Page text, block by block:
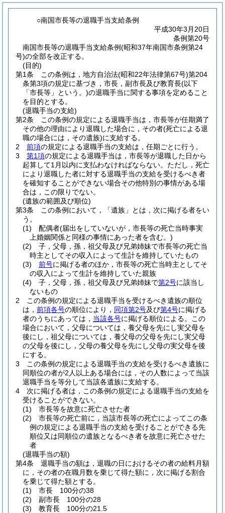
○南国市長等の退職手当支給条例
平成30年3月20日
条例第20号
南国市長等の退職手当支給条例(昭和37年南国市条例第24
号)の全部を改正する。
(目的)
第1条
この条例は，地方自治法(昭和22年法律第67号)第204
条第3項の規定に基づき，市長，副市長及び教育長(以下
「市長等」という。)の退職手当に関する事項を定めること
を目的とする。
(退職手当の支給)
第2条
この条例の規定による退職手当は，市長等が任期満了
その他の理由により退職した場合に，その者(死亡による退
職の場合には，その遺族)に支給する。
2
前項の規定による退職手当の支給は，任期ごとに行う。
3
第1項の規定による退職手当は，市長等が退職した日から
起算して1月以内に支払わなければならない。 ただし，死亡
により退職した者に対する退職手当の支給を受けるべき者
を確知することができない場合その他特別の事情がある場
合は，この限りでない。
(遺族の範囲及び順位)
第3条
この条例において，「遺族」とは，次に掲げる者をい
う。
(1)
配偶者(届出をしていないが，市長等の死亡当時事実
上婚姻関係と同様の事情にあった者を含む。)
(2)
子，父母，孫，祖父母及び兄弟姉妹で市長等の死亡当
時主としてその収入によって生計を維持していたもの
(3)
前号に掲げる者のほか，市長等の死亡当時主としてそ
の収入によって生計を維持していた親族
(4)
子，父母，孫，祖父母及び兄弟姉妹で第2号に該当し
ないもの
2
この条例の規定による退職手当を受けるべき遺族の順位
は， 前項各号の順位により， 同項第2号及び第4号に掲げる
者のうちにあっては， 当該各号に掲げる順位による。
この
場合において，父母については，養父母を先にし実父母を
後にし，祖父母については，養父母の父母を先にし実父母
の父母を後にし，父母の養父母を先にし父母の実父母を後
にする。
3
この条例の規定による退職手当の支給を受けるべき遺族に
同順位の者が2人以上ある場合には，その人数によって当該
退職手当を等分して当該各遺族に支給する。
4
次に掲げる者は，この条例の規定による退職手当の支給を
受けることができない。
(1)
市長等を故意に死亡させた者
(2)
市長等の死亡前に，当該市長等の死亡によってこの条
例の規定による退職手当の支給を受けることができる先
順位又は同順位の遺族となるべき者を故意に死亡させた
者
(退職手当の額)
第4条
退職手当の額は，退職の日におけるその者の給料月額
に，その者の在職月数を乗じて得た額に，次に掲げる割合
を乗じて得た額とする。
(1)
市長 100分の38
(2)
副市長 100分の28
(3)
教育長 100分の21.5